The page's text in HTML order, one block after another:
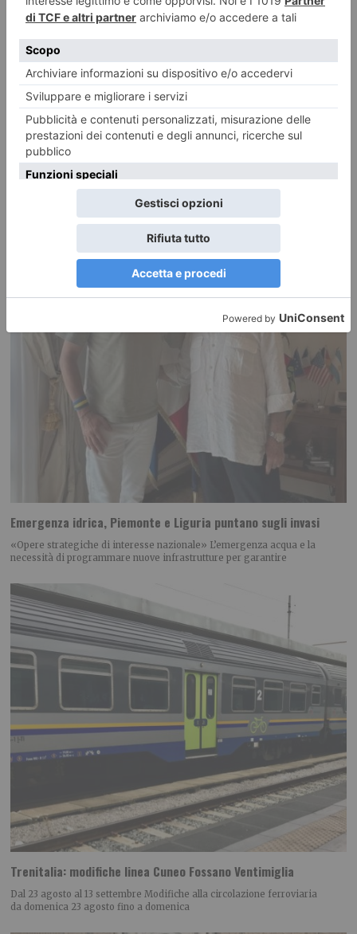
Sedici giorni senza riposo settimanale: multato autista di bus
turistico
Sedici giorni consecutivi al volante senza effettuare il previsto riposo
settimanale. È quanto hanno accertato
Emergenza idrica, Piemonte e Liguria puntano sugli invasi
«Opere strategiche di interesse nazionale» L’emergenza acqua e la
necessità di programmare nuove infrastrutture per garantire
Trenitalia: modifiche linea Cuneo Fossano Ventimiglia
Dal 23 agosto al 13 settembre Modifiche alla circolazione ferroviaria
da domenica 23 agosto fino a domenica